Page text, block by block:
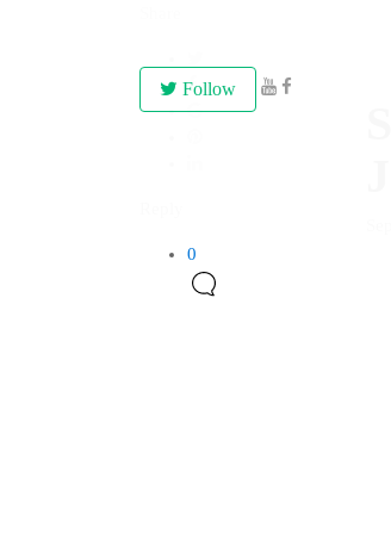
Follow
0